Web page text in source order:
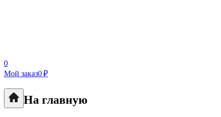
0
Мой заказ0 ₽
На главную